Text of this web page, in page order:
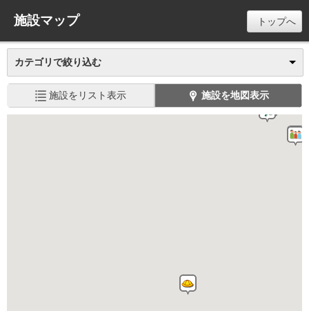
施設マップ トップへ
カテゴリで絞り込む
施設をリスト表示 施設を地図表示